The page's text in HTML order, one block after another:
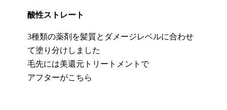
酸性ストレート
3種類の薬剤を髪質とダメージレベルに合わせ
て塗り分けしました
毛先には美還元トリートメントで
アフターがこちら